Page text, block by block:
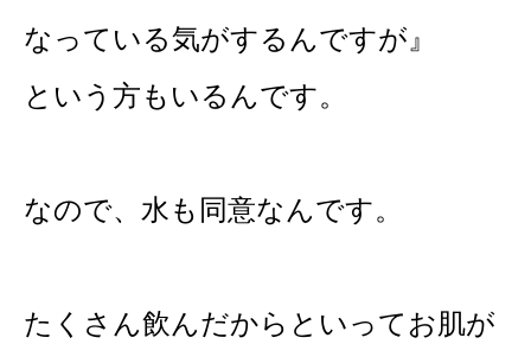
なっている気がするんですが』
という方もいるんです。
なので、水も同意なんです。
たくさん飲んだからといってお肌が